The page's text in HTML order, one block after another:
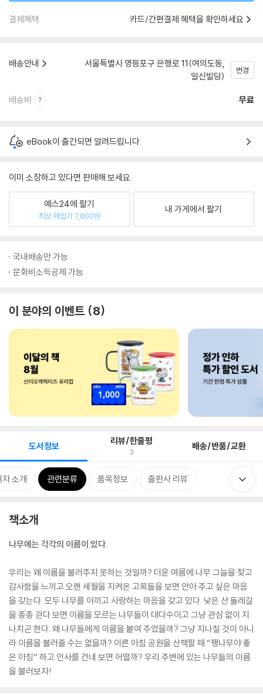
결제혜택 카드/간편결제 혜택을 확인하세요
배송안내
서울특별시 영등포구 은행로 11(여의도동,
일신빌딩)
변경
배송비 무료
eBook이 출간되면 알려드립니다.
이미 소장하고 있다면 판매해 보세요.
예스24에 팔기
최상 매입가 7,000원
내 가게에서 팔기
국내배송만 가능
문화비소득공제 가능
이 분야의 이벤트 8
도서정보 리뷰/한줄평
3 배송/반품/교환
자 소개 관련분류 품목정보 출판사 리뷰
책소개
나무에는 각각의 이름이 있다.
우리는 왜 이름을 불러주지 못하는 것일까? 더운 여름에 나무 그늘을 찾고
감사함을 느끼고 오랜 세월을 지켜온 고목들을 보면 안아 주고 싶은 마음
을 갖는다. 모두 나무를 아끼고 사랑하는 마음을 갖고 있다. 낮은 산 둘레길
을 종종 걷다 보면 이름을 모르는 나무들이 대다수이고 그냥 관심 없이 지
나치곤 한다. 왜 나무들에게 이름을 붙여 주었을까? 그냥 지나칠 것이 아니
라 이름을 불러줄 수는 없을까? 이른 아침 공원을 산책할 때 “팽나무야 좋
은 아침” 하고 인사를 건네 보면 어떨까? 우리 주변에 있는 나무들의 이름
을 불러보자!